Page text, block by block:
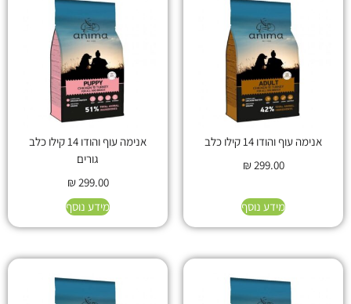
אנימה עוף והודו 14 קילו כלב
₪299.00
מידע נוסף
אנימה עוף והודו 14 קילו כלב
גורים
₪299.00
מידע נוסף